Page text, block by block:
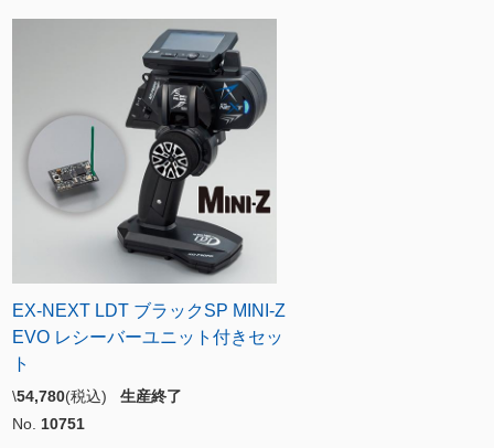
EX-NEXT LDT ブラックSP MINI-Z
EVO レシーバーユニット付きセッ
ト
\54,780(税込) 生産終了
No. 10751